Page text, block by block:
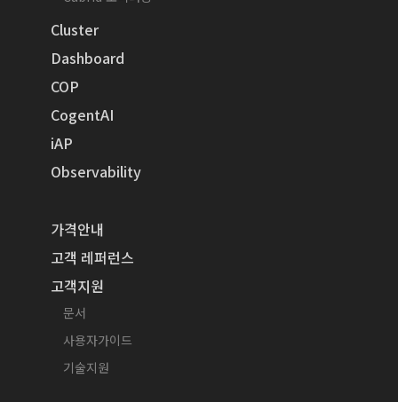
Cluster
Dashboard
COP
CogentAI
iAP
Observability
가격안내
고객 레퍼런스
고객지원
문서
사용자가이드
기술지원